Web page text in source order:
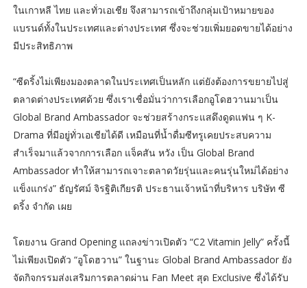
ในเกาหลี ไทย และทั่วเอเชีย จึงสามารถเข้าถึงกลุ่มเป้าหมายของ
แบรนด์ทั้งในประเทศและต่างประเทศ ซึ่งจะช่วยเพิ่มยอดขายได้อย่าง
มีประสิทธิภาพ
“ซีดริ้งไม่เพียงมองตลาดในประเทศเป็นหลัก แต่ยังต้องการขยายไปสู่
ตลาดต่างประเทศด้วย ซึ่งเราเชื่อมั่นว่าการเลือกอูโดฮวานมาเป็น
Global Brand Ambassador จะช่วยสร้างกระแสดึงดูดแฟน ๆ K-
Drama ที่มีอยู่ทั่วเอเชียได้ดี เหมือนที่น้ำดื่มซีทรูเคยประสบความ
สำเร็จมาแล้วจากการเลือก แจ็คสัน หวัง เป็น Global Brand
Ambassador ทำให้สามารถเจาะตลาดวัยรุ่นและคนรุ่นใหม่ได้อย่าง
แข็งแกร่ง” ธัญรัศม์ จิรฐิติเกียรติ ประธานเจ้าหน้าที่บริหาร บริษัท ซี
ดริ้ง จำกัด เผย
โดยงาน Grand Opening แถลงข่าวเปิดตัว “C2 Vitamin Jelly” ครั้งนี้
ไม่เพียงเปิดตัว “อูโดฮวาน” ในฐานะ Global Brand Ambassador ยัง
จัดกิจกรรมส่งเสริมการตลาดผ่าน Fan Meet สุด Exclusive ซึ่งได้รับ